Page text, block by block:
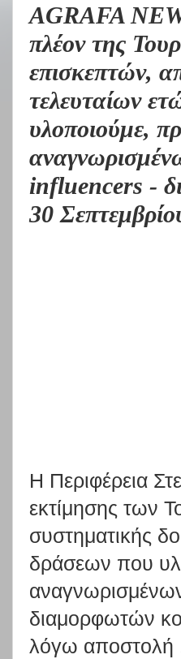
AGRAFA
πλέον της
επισκεπτών,
τελευταίων
υλοποιούμε,
influencers -
30
Η Περιφέρεια
εκτίμησης των
συστηματικής
δράσεων που
διαμορφωτών
λόγω αποστολή ,